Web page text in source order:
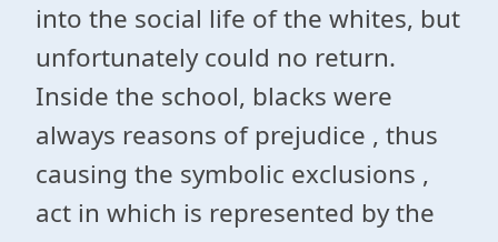
into the social life of the whites, but
unfortunately could no return.
Inside the school, blacks were
always reasons of prejudice , thus
causing the symbolic exclusions ,
act in which is represented by the